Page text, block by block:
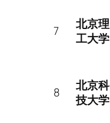
7
北京理
工大学
8
北京科
技大学